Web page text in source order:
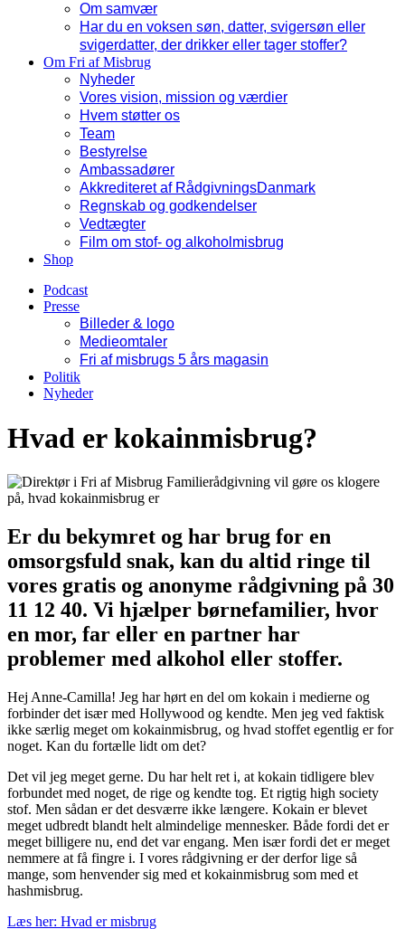
Om samvær
Har du en voksen søn, datter, svigersøn eller
svigerdatter, der drikker eller tager stoffer?
Om Fri af Misbrug
Nyheder
Vores vision, mission og værdier
Hvem støtter os
Team
Bestyrelse
Ambassadører
Akkrediteret af RådgivningsDanmark
Regnskab og godkendelser
Vedtægter
Film om stof- og alkoholmisbrug
Shop
Podcast
Presse
Billeder & logo
Medieomtaler
Fri af misbrugs 5 års magasin
Politik
Nyheder
Hvad er kokainmisbrug?
Er du bekymret og har brug for en
omsorgsfuld snak, kan du altid ringe til
vores gratis og anonyme rådgivning på 30
11 12 40. Vi hjælper børnefamilier, hvor
en mor, far eller en partner har
problemer med alkohol eller stoffer.
Hej Anne-Camilla! Jeg har hørt en del om kokain i medierne og
forbinder det især med Hollywood og kendte. Men jeg ved faktisk
ikke særlig meget om kokainmisbrug, og hvad stoffet egentlig er for
noget. Kan du fortælle lidt om det?
Det vil jeg meget gerne. Du har helt ret i, at kokain tidligere blev
forbundet med noget, de rige og kendte tog. Et rigtig high society
stof. Men sådan er det desværre ikke længere. Kokain er blevet
meget udbredt blandt helt almindelige mennesker. Både fordi det er
meget billigere nu, end det var engang. Men især fordi det er meget
nemmere at få fingre i. I vores rådgivning er der derfor lige så
mange, som henvender sig med et kokainmisbrug som med et
hashmisbrug.
Læs her: Hvad er misbrug